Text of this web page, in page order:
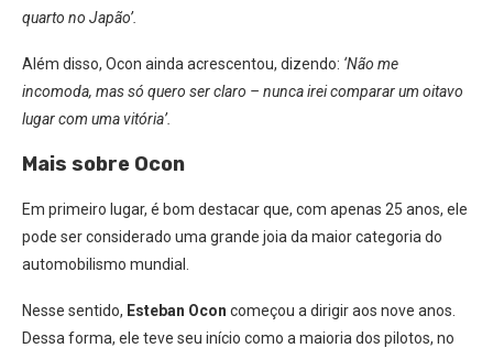
quarto no Japão’.
Além disso, Ocon ainda acrescentou, dizendo: ‘Não me
incomoda, mas só quero ser claro – nunca irei comparar um oitavo
lugar com uma vitória’.
Mais sobre Ocon
Em primeiro lugar, é bom destacar que, com apenas 25 anos, ele
pode ser considerado uma grande joia da maior categoria do
automobilismo mundial.
Nesse sentido, Esteban Ocon começou a dirigir aos nove anos.
Dessa forma, ele teve seu início como a maioria dos pilotos, no